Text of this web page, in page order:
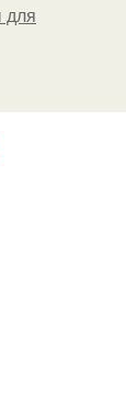
для